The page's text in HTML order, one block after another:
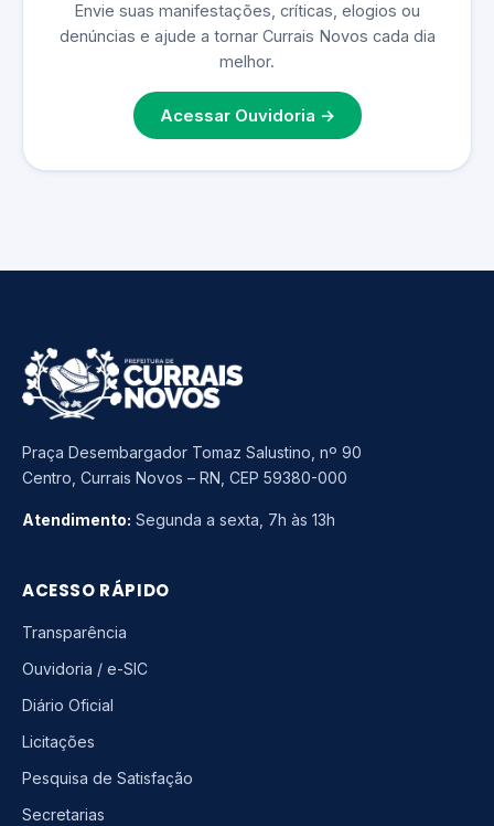
Envie suas manifestações, críticas, elogios ou
denúncias e ajude a tornar Currais Novos cada dia
melhor.
Acessar Ouvidoria →
Praça Desembargador Tomaz Salustino, nº 90
Centro, Currais Novos – RN, CEP 59380-000
Atendimento: Segunda a sexta, 7h às 13h
ACESSO RÁPIDO
Transparência
Ouvidoria / e-SIC
Diário Oficial
Licitações
Pesquisa de Satisfação
Secretarias